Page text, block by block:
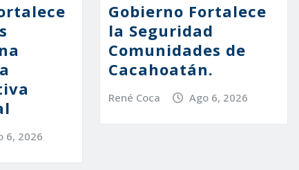
6, 2026
Gobierno Fortalece
la Seguridad
Comunidades de
Cacahoatán.
René Coca Ago 6, 2026